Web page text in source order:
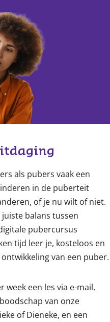
als pubers vaak een
in de puberteit
of je nu wilt of niet.
balans tussen
pubercursus
tijd leer je, kosteloos en
van een puber.
week een les via e-mail.
van onze
of Dieneke, en een